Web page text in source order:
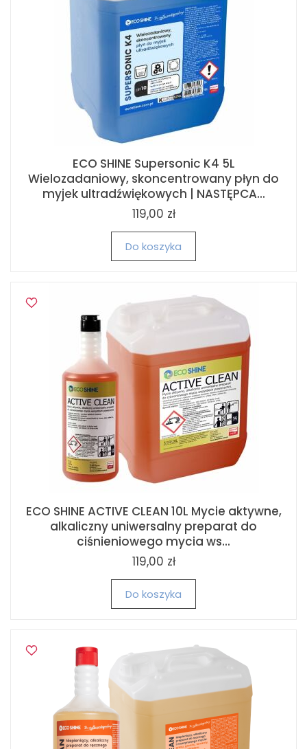
ECO SHINE Supersonic K4 5L
Wielozadaniowy, skoncentrowany płyn do
myjek ultradźwiękowych | NASTĘPCA...
119,00 zł
Do koszyka
ECO SHINE ACTIVE CLEAN 10L Mycie aktywne,
alkaliczny uniwersalny preparat do
ciśnieniowego mycia ws...
119,00 zł
Do koszyka